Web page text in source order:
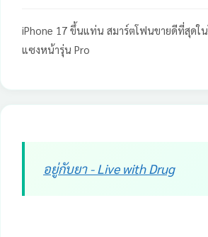
iPhone 17 ขึ้นแท่น สมาร์ตโฟนขายดีที่สุดใ
แซงหน้ารุ่น Pro
อยู่กับยา - Live with Drug